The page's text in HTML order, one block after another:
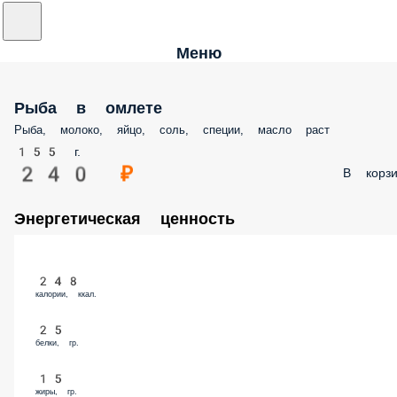
Меню
Рыба в омлете
Рыба, молоко, яйцо, соль, специи, масло раст
155 г.
240 ₽ В
Энергетическая ценность
248
калории, ккал.
25
белки, гр.
15
жиры, гр.